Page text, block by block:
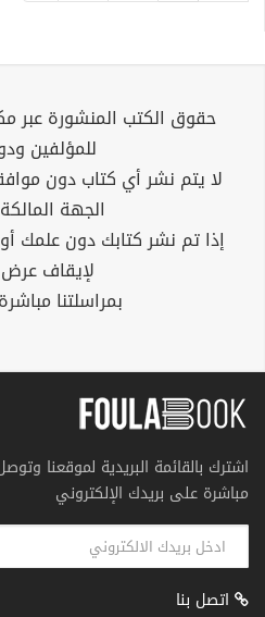
حقوق الكتب المنشورة عبر
للمؤلفين
لا يتم نشر أي كتاب دون
الجهة
إذا تم نشر كتابك دون علمك
لإيقاف عرض
بمراسلتنا
اشترك بالقائمة البريدية لموقعنا
مباشرة على بريدك الإلكتروني
اتصل بنا